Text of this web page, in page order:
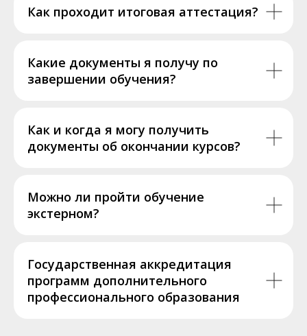
Как проходит итоговая аттестация?
Какие документы я получу по
завершении обучения?
Как и когда я могу получить
документы об окончании курсов?
Можно ли пройти обучение
экстерном?
Государственная аккредитация
программ дополнительного
профессионального образования